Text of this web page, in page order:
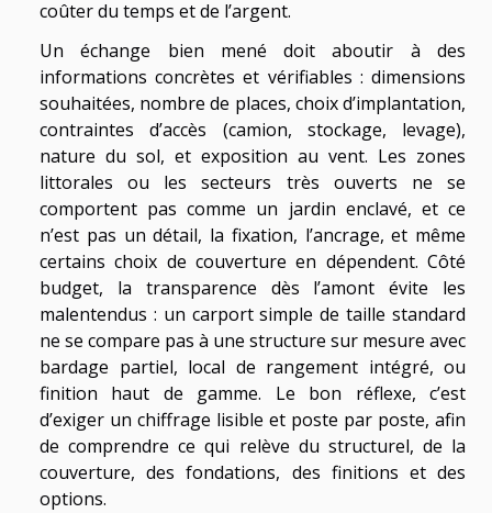
coûter du temps et de l’argent.
Un échange bien mené doit aboutir à des
informations concrètes et vérifiables : dimensions
souhaitées, nombre de places, choix d’implantation,
contraintes d’accès (camion, stockage, levage),
nature du sol, et exposition au vent. Les zones
littorales ou les secteurs très ouverts ne se
comportent pas comme un jardin enclavé, et ce
n’est pas un détail, la fixation, l’ancrage, et même
certains choix de couverture en dépendent. Côté
budget, la transparence dès l’amont évite les
malentendus : un carport simple de taille standard
ne se compare pas à une structure sur mesure avec
bardage partiel, local de rangement intégré, ou
finition haut de gamme. Le bon réflexe, c’est
d’exiger un chiffrage lisible et poste par poste, afin
de comprendre ce qui relève du structurel, de la
couverture, des fondations, des finitions et des
options.